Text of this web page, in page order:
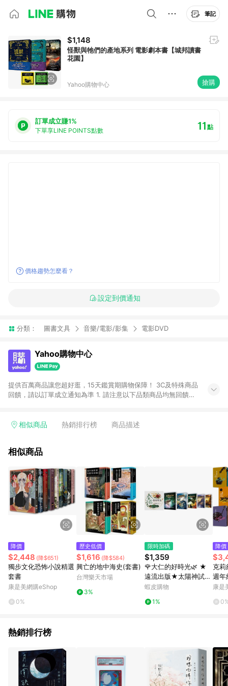
筆記
$1,148
怪獸與牠們的產地系列 電影劇本書【城邦讀書
花園】
Yahoo購物中心 搶購
訂單成立賺1%
下單享LINE POINTS點數 11點
價格趨勢怎麼看？
設定到價通知
分類： 圖書文具 音樂/電影/影集 電影DVD
Yahoo購物中心
提供百萬商品讓您超好逛，15天鑑賞期購物保障！ 3C及特殊商品
回饋，請以訂單成立通知為準 1. 請注意以下品類商品均無回饋：
電玩/遊戲/相機/單眼/鏡頭/拍立得 [2024/6/1起適用] -內接硬
的購回饋活動享Yahoo超贈點回饋者 - 購物中心商店之商品：商
3. 訂單回饋金額將扣除運費/購物金/超贈點/福利金/紅利折抵/折
價券等虛擬貨幣折抵 4. 大宗採購或批發轉賣不具回饋資格： 如
有相關事證認定您為大宗採購、批發轉賣而非最終消費使用者，
相關認定以Yahoo購物中心之認定為準
相似商品 熱銷排行榜 商品描述
相似商品
降價
$2,448 (降$651)
獨步文化恐怖小說精選
套書
康是美網購eShop
0%
歷史低價
$1,616 (降$584)
興亡的地中海史(套書)
台灣樂天市場
3%
限時加碼
$1,359
🌹大仁的好時光🌿 ★
遠流出版★太陽神試煉
套書【全五冊】
蝦皮購物
1%
降價
克莉
週年
康是
熱銷排行榜